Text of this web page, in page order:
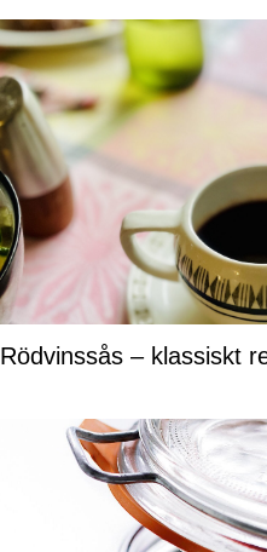
Rödvinssås – klassiskt